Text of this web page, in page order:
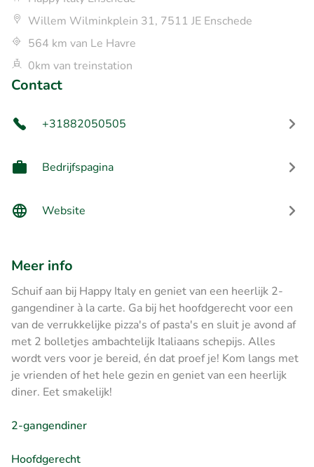
Willem Wilminkplein 31, 7511 JE Enschede
564 km van Le Havre
0km van treinstation
Contact
+31882050505
Bedrijfspagina
Website
Meer info
Schuif aan bij Happy Italy en geniet van een heerlijk 2-
gangendiner à la carte. Ga bij het hoofdgerecht voor een
van de verrukkelijke pizza's of pasta's en sluit je avond af
met 2 bolletjes ambachtelijk Italiaans schepijs. Alles
wordt vers voor je bereid, én dat proef je! Kom langs met
je vrienden of het hele gezin en geniet van een heerlijk
diner. Eet smakelijk!
2-gangendiner
Hoofdgerecht